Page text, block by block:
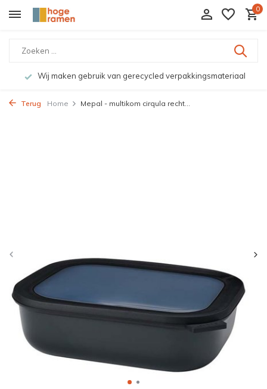
0
Wij maken gebruik van gerecycled verpakkingsmateriaal
Terug Home Mepal - multikom cirqula recht...